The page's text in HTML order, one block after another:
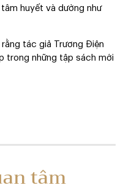
huyết và dường như
tác giả Trương Điện
trong những tập sách mới
tâm